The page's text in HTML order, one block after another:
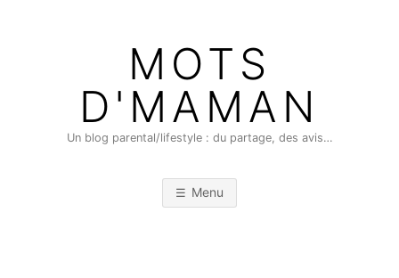
MOTS
D'MAMAN
Un blog parental/lifestyle : du partage, des avis…
Menu